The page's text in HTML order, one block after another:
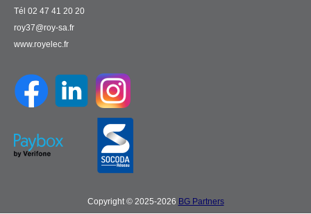
Tél 02 47 41 20 20
roy37@roy-sa.fr
www.royelec.fr
Copyright © 2025-2026 BG Partners